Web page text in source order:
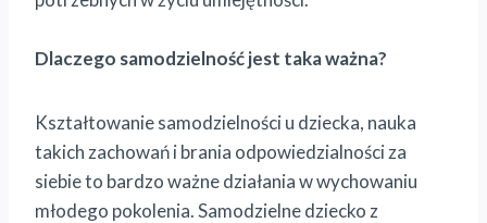
Dlaczego samodzielność jest taka ważna?
Kształtowanie samodzielności u dziecka, nauka
takich zachowań i brania odpowiedzialności za
siebie to bardzo ważne działania w wychowaniu
młodego pokolenia. Samodzielne dziecko z